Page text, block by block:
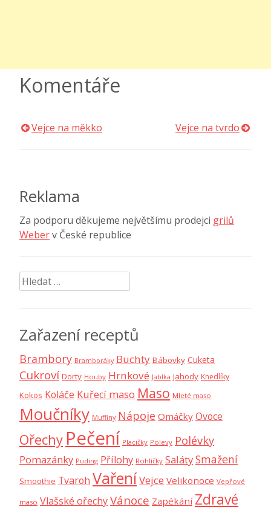
Komentáře
Navigace
příspěvek
Vejce na měkko Vejce na tvrdo
Reklama
Za podporu děkujeme největšímu prodejci grilů
Weberv České republice
Vyhledávání
Zařazení receptů
Brambory Bramboráky Buchty Bábovky Cuketa
Cukroví Dorty Houby Hrnkové Jablka Jahody Knedlíky
Kokos Koláče Kuřecí maso Maso Mleté maso
Moučníky Muffiny Nápoje Omáčky Ovoce
Ořechy Pečení Placičky Polevy Polévky
Pomazánky Puding Přílohy Rohlíčky SalátySmažení
Smoothie Tvaroh VařeníVejce Velikonoce Vepřové
maso Vlašské ořechyVánoce Zapékání Zdravé